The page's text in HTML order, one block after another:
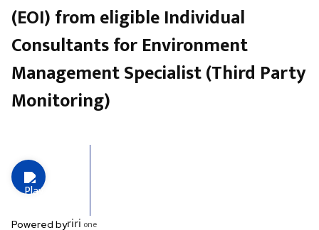
(EOI) from eligible Individual
Consultants for Environment
Management Specialist (Third Party
Monitoring)
Powered byriri one